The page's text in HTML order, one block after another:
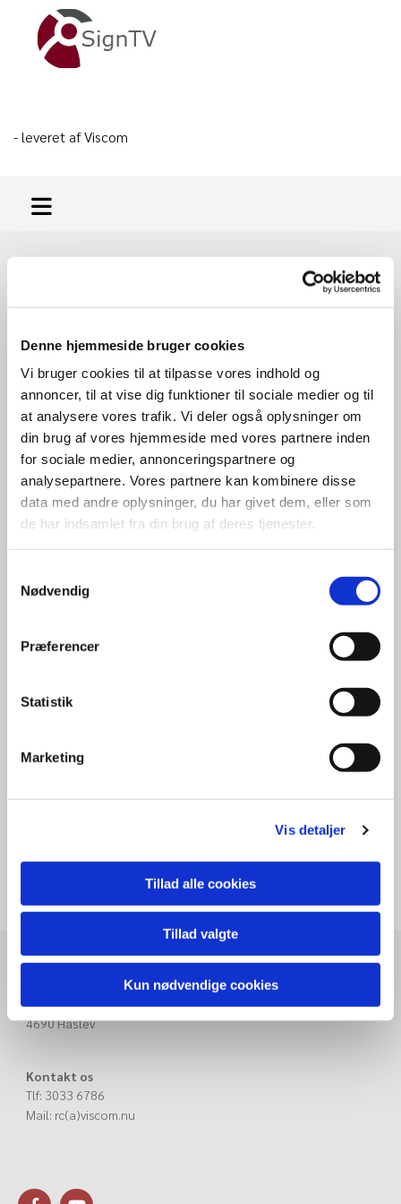
Denne hjemmeside bruger cookies
Vi bruger cookies til at tilpasse vores indhold og
annoncer, til at vise dig funktioner til sociale medier og til
at analysere vores trafik. Vi deler også oplysninger om
din brug af vores hjemmeside med vores partnere inden
for sociale medier, annonceringspartnere og
analysepartnere. Vores partnere kan kombinere disse
data med andre oplysninger, du har givet dem, eller som
de har indsamlet fra din brug af deres tjenester.
Nødvendig
Præferencer
Statistik
Marketing
Vis detaljer
Tillad alle cookies
Tillad valgte
Kun nødvendige cookies
- leveret af Viscom
Le Mans 2010
Desværre så har jeg mistet alle mine billeder fra rejsen
2010. Jeg håber lidt at Claus Jul kan hjælppe mig dette?
Kan huske vi lagde billederne op på en fælles Picasso
konto, men jeg har mistet info om denne konto.
SignTV
Lupinvej 17
4690 Haslev
Kontakt os
Tlf: 3033 6786
Mail: rc(a)viscom.nu